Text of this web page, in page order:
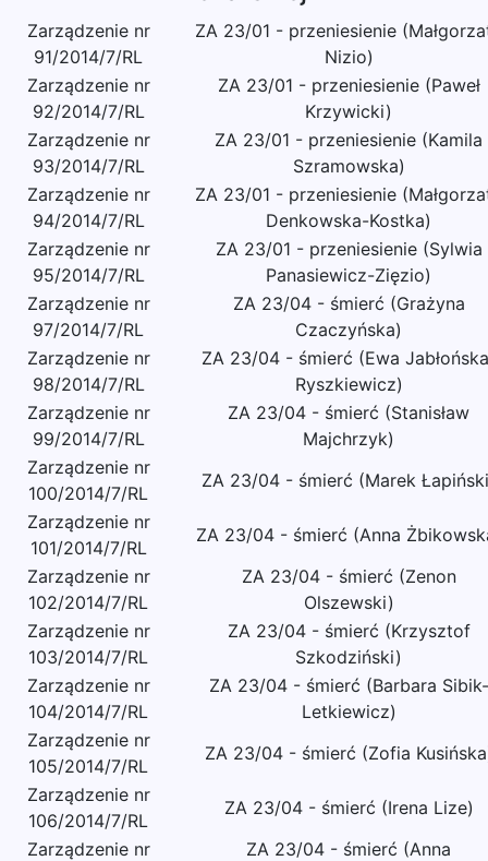
Zarządzenie nr
91/2014/7/RL
ZA 23/01 - przeniesienie
Nizio)
Zarządzenie nr
92/2014/7/RL
ZA 23/01 - przeniesienie (Paweł
Krzywicki)
Zarządzenie nr
93/2014/7/RL
ZA 23/01 - przeniesienie (Kamila
Szramowska)
Zarządzenie nr
94/2014/7/RL
ZA 23/01 - przeniesienie
Denkowska-Kostka)
Zarządzenie nr
95/2014/7/RL
ZA 23/01 - przeniesienie (Sylwia
Panasiewicz-Zięzio)
Zarządzenie nr
97/2014/7/RL
ZA 23/04 - śmierć (Grażyna
Czaczyńska)
Zarządzenie nr
98/2014/7/RL
ZA 23/04 - śmierć (Ewa
Ryszkiewicz)
Zarządzenie nr
99/2014/7/RL
ZA 23/04 - śmierć (Stanisław
Majchrzyk)
Zarządzenie nr
100/2014/7/RL
ZA 23/04 - śmierć (Marek
Zarządzenie nr
101/2014/7/RL
ZA 23/04 - śmierć (Anna
Zarządzenie nr
102/2014/7/RL
ZA 23/04 - śmierć (Zenon
Olszewski)
Zarządzenie nr
103/2014/7/RL
ZA 23/04 - śmierć (Krzysztof
Szkodziński)
Zarządzenie nr
104/2014/7/RL
ZA 23/04 - śmierć (Barbara Sibik-
Letkiewicz)
Zarządzenie nr
105/2014/7/RL
ZA 23/04 - śmierć (Zofia
Zarządzenie nr
106/2014/7/RL
ZA 23/04 - śmierć (Irena Lize)
Zarządzenie nr
ZA 23/04 - śmierć (Anna